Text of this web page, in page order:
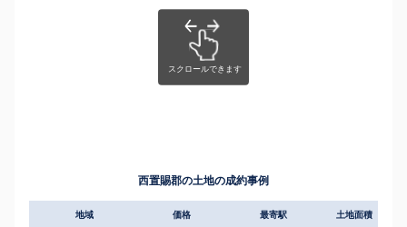
西置賜郡の土地の成約事例
地域 価格 最寄駅 土地面積